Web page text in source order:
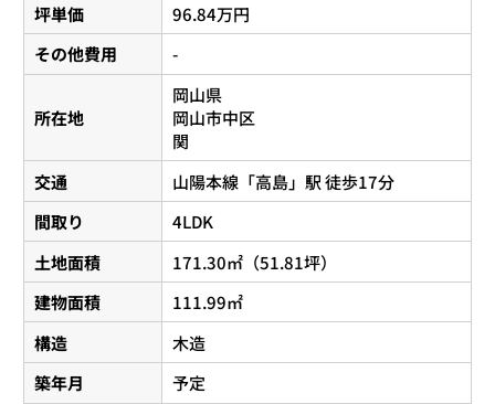
坪単価
96.84万円
その他費用
-
所在地
岡山県
岡山市中区
関
交通
山陽本線 「高島」駅 徒歩17分
間取り
4LDK
土地面積
171.30㎡（51.81坪）
建物面積
111.99㎡
構造
木造
築年月
予定